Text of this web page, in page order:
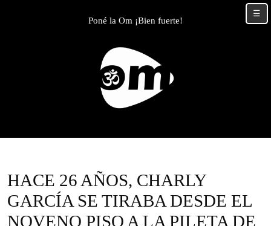
Poné la Om ¡Bien fuerte!
HACE 26 AÑOS, CHARLY
GARCÍA SE TIRABA DESDE EL
NOVENO PISO A LA PILETA DE
☰